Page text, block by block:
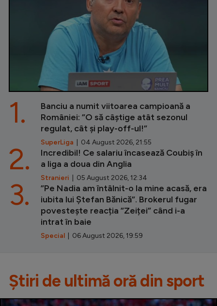
Banciu a numit viitoarea campioană a
României: ”O să câștige atât sezonul
regulat, cât și play-off-ul!”
SuperLiga | 04 August 2026, 21:55
1.
Incredibil! Ce salariu încasează Coubiș în
a liga a doua din Anglia
Stranieri | 05 August 2026, 12:34
2.
”Pe Nadia am întâlnit-o la mine acasă, era
iubita lui Ștefan Bănică”. Brokerul fugar
povestește reacția ”Zeiței” când i-a
intrat în baie
Special | 06 August 2026, 19:59
3.
Știri de ultimă oră din sport